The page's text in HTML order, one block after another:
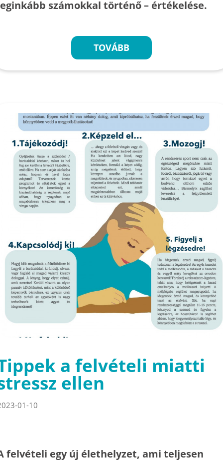
számokkal történő – értékelése.
TOVÁBB
a felvételi miatti
ellen
01-10
felvételi egy új élethelyzet, ami teljesen